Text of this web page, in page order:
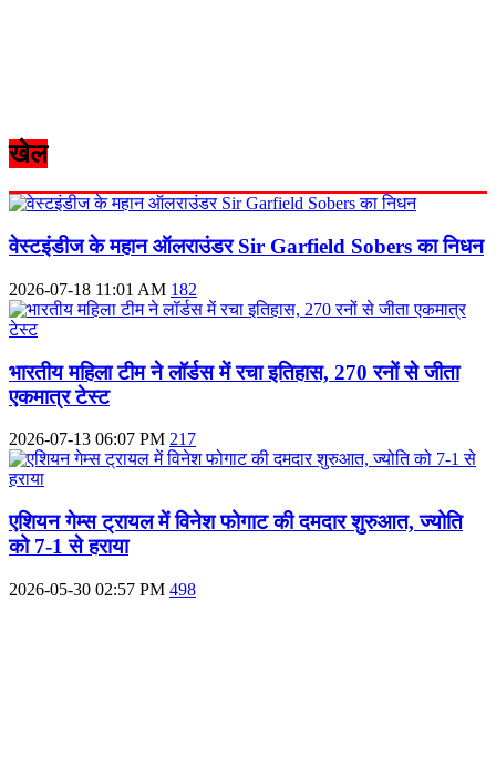
खेल
वेस्टइंडीज के महान ऑलराउंडर Sir Garfield Sobers का निधन
2026-07-18 11:01 AM 182
भारतीय महिला टीम ने लॉर्डस में रचा इतिहास, 270 रनों से जीता
एकमात्र टेस्ट
2026-07-13 06:07 PM 217
एशियन गेम्स ट्रायल में विनेश फोगाट की दमदार शुरुआत, ज्योति
को 7-1 से हराया
2026-05-30 02:57 PM 498